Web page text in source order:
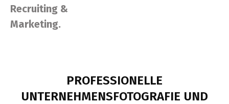
Recruiting &
Marketing.
PROFESSIONELLE
UNTERNEHMENSFOTOGRAFIE UND